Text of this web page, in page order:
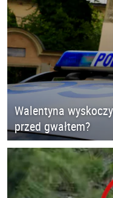
Walentyna
przed gwałtem?